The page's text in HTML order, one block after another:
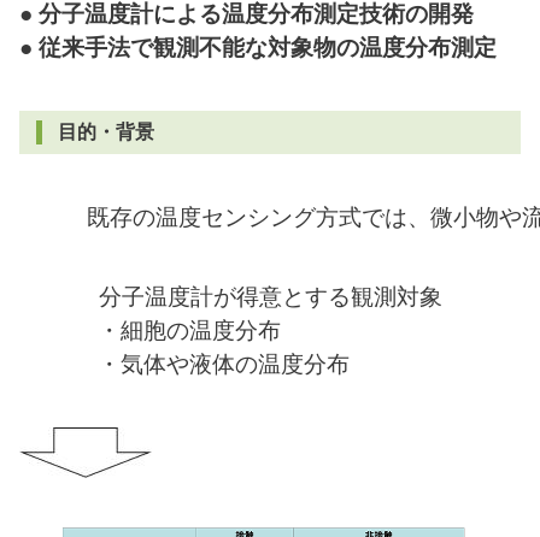
企業情報
採用情報
ブランドサイト
● 分子温度計による温度分布測定技術の開発
● 従来手法で観測不能な対象物の温度分布測定
目的・背景
既存の温度センシング方式では、微小物や
分子温度計が得意とする観測対象
・細胞の温度分布
・気体や液体の温度分布